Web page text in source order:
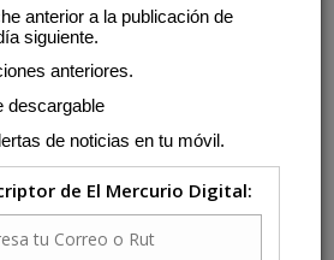
anterior a la publicación de
siguiente.
anteriores.
descargable
de noticias en tu móvil.
de El Mercurio Digital: